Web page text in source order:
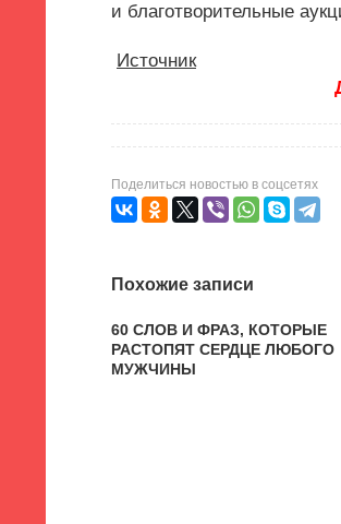
и благотворительные
Источник
Поделиться новостью в соцсетях
Похожие записи
60 СЛОВ И ФРАЗ, КОТОРЫЕ
РАСТОПЯТ СЕРДЦЕ ЛЮБОГО
МУЖЧИНЫ